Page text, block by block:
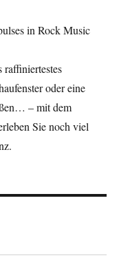
in Rock Music
raffiniertestes
oder eine
– mit dem
Sie noch viel